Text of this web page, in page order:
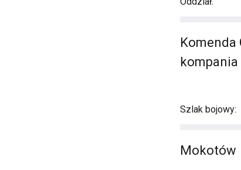
Komenda
kompania
Szlak bojowy:
Mokotów